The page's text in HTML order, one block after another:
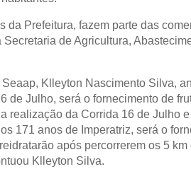
da Prefeitura, fazem parte das
Secretaria de Agricultura,
Klleyton Nascimento Silva,
de Julho, será o fornecimento de
realização da Corrida 16 de Julho
171 anos de Imperatriz, será o
após percorrerem os 5
Klleyton Silva.